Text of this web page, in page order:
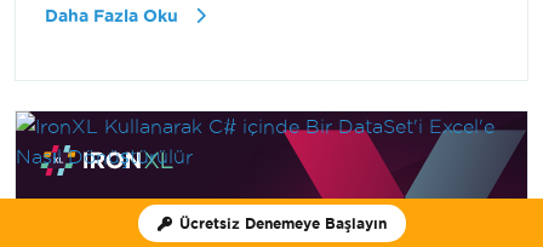
Daha Fazla Oku
Ücretsiz Denemeye Başlayın